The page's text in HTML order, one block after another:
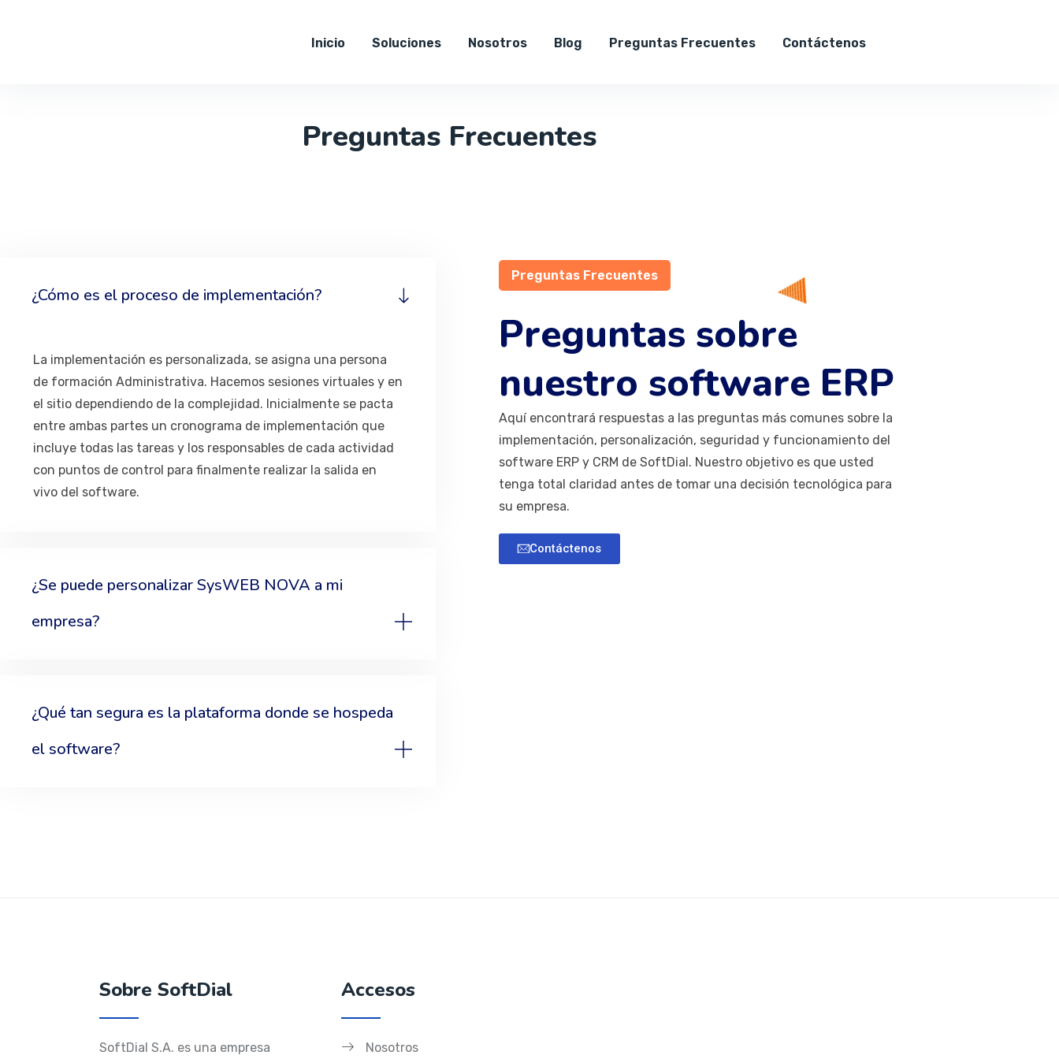
Inicio Soluciones Nosotros Blog Preguntas Frecuentes Contáctenos
Preguntas Frecuentes
¿Cómo es el proceso de implementación?
La implementación es personalizada, se asigna una persona
de formación Administrativa. Hacemos sesiones virtuales y en
el sitio dependiendo de la complejidad. Inicialmente se pacta
entre ambas partes un cronograma de implementación que
incluye todas las tareas y los responsables de cada actividad
con puntos de control para finalmente realizar la salida en
vivo del software.
¿Se puede personalizar SysWEB NOVA a mi
empresa?
¿Qué tan segura es la plataforma donde se hospeda
el software?
Preguntas Frecuentes
Preguntas sobre
nuestro software ERP
Aquí encontrará respuestas a las preguntas más comunes sobre la
implementación, personalización, seguridad y funcionamiento del
software ERP y CRM de SoftDial. Nuestro objetivo es que usted
tenga total claridad antes de tomar una decisión tecnológica para
su empresa.
Contáctenos
Sobre SoftDial
SoftDial S.A. es una empresa
Accesos
Nosotros